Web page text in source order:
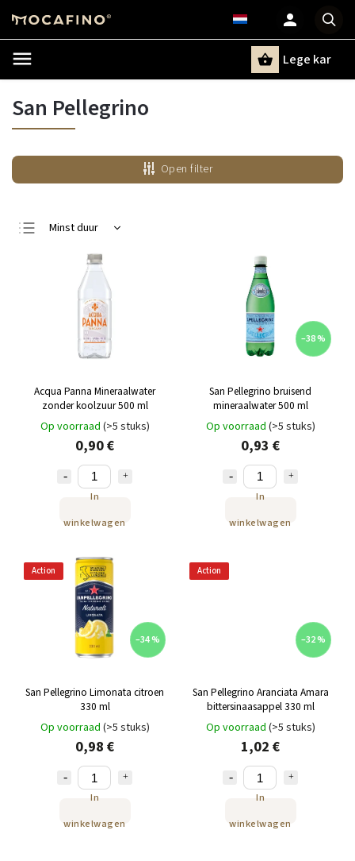
Lege kar
San Pellegrino
Open filter
Minst duur
Bestsellers
Alfabetisch
Acqua Panna Mineraalwater
zonder koolzuur 500 ml
Op voorraad (>5 stuks)
0,90 €
In
winkelwagen
–38 %
San Pellegrino bruisend
mineraalwater 500 ml
Op voorraad (>5 stuks)
0,93 €
In
winkelwagen
Action
–34 %
San Pellegrino Limonata citroen
330 ml
Op voorraad (>5 stuks)
0,98 €
In
winkelwagen
Action
–32 %
San Pellegrino Aranciata Amara
bittersinaasappel 330 ml
Op voorraad (>5 stuks)
1,02 €
In
winkelwagen